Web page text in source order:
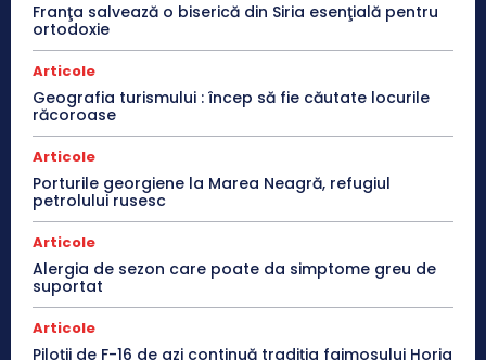
Franţa salvează o biserică din Siria esenţială pentru
ortodoxie
Articole
Geografia turismului : încep să fie căutate locurile
răcoroase
Articole
Porturile georgiene la Marea Neagră, refugiul
petrolului rusesc
Articole
Alergia de sezon care poate da simptome greu de
suportat
Articole
Piloții de F-16 de azi continuă tradiția faimosului Horia